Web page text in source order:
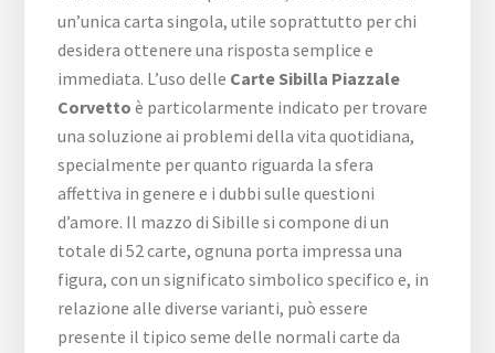
un’unica carta singola, utile soprattutto per chi
desidera ottenere una risposta semplice e
immediata. L’uso delle Carte Sibilla ​Piazzale ​
Corvetto è particolarmente indicato per trovare
una soluzione ai problemi della vita quotidiana,
specialmente per quanto riguarda la sfera
affettiva in genere e i dubbi sulle questioni
d’amore. Il mazzo di Sibille si compone di un
totale di 52 carte, ognuna porta impressa una
figura, con un significato simbolico specifico e, in
relazione alle diverse varianti, può essere
presente il tipico seme delle normali carte da